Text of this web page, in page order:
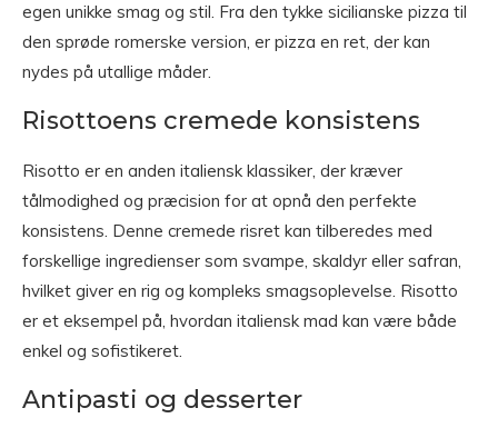
egen unikke smag og stil. Fra den tykke sicilianske pizza til
den sprøde romerske version, er pizza en ret, der kan
nydes på utallige måder.
Risottoens cremede konsistens
Risotto er en anden italiensk klassiker, der kræver
tålmodighed og præcision for at opnå den perfekte
konsistens. Denne cremede risret kan tilberedes med
forskellige ingredienser som svampe, skaldyr eller safran,
hvilket giver en rig og kompleks smagsoplevelse. Risotto
er et eksempel på, hvordan italiensk mad kan være både
enkel og sofistikeret.
Antipasti og desserter